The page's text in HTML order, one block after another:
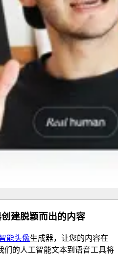
建脱颖而出的内容
能头像生成器，让您的内容在
们的人工智能文本到语音工具将